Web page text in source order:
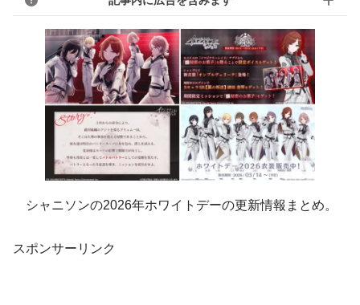
シャニソンの2026年ホワイトデーの更新情報まとめ。
スポンサーリンク